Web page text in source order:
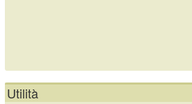
Utilità